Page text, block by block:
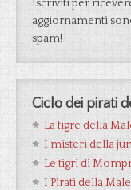
Iscriviti per
aggiornamenti
spam!
Ciclo dei pirati
La tigre della
I misteri della
Le tigri di
I Pirati della